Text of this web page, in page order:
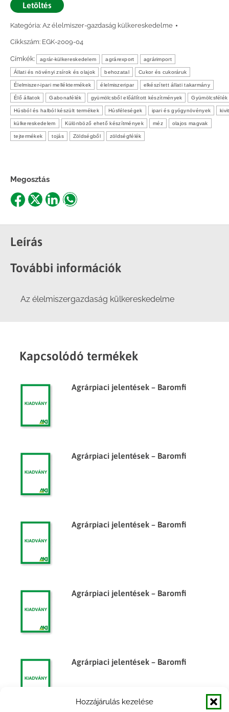
Hozzájárulás kezelése
Letöltés
Kategória: Az élelmiszer-gazdaság külkereskedelme
Cikkszám: EGK-2009-04
Címkék: agrár-külkereskedelem agrárexport agrárimport
Állati és növényi zsírok és olajok behozatal Cukor és cukoráruk
Élelmiszer-ipari melléktermékek élelmiszeripar elkészített állati takarmány
Élő állatok Gabonafélék gyümölcsből előállított készítmények Gyümölcsfélék
Húsból és halból készült termékek Húsféleségek ipari és gyógynövények
külkereskedelem Különböző ehető készítmények méz olajos magvak
tejtermékek tojás Zöldségből zöldségfélék
Megosztás
Share
Facebook
Share
X
ShareShare
Leírás
További információk
Az élelmiszergazdaság külkereskedelme
Kapcsolódó termékek
Agrárpiaci jelentések – Baromfi
Agrárpiaci jelentések – Baromfi
Agrárpiaci jelentések – Baromfi
Agrárpiaci jelentések – Baromfi
Agrárpiaci jelentések – Baromfi